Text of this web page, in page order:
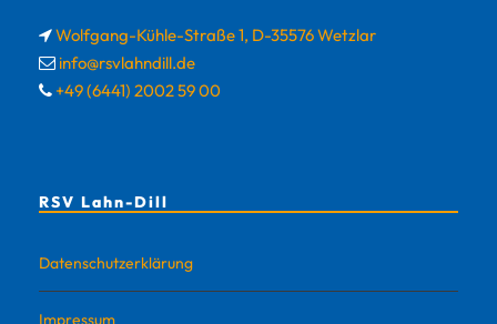
Wolfgang-Kühle-Straße 1, D-35576 Wetzlar
info@rsvlahndill.de
+49 (6441) 2002 59 00
RSV Lahn-Dill
Datenschutzerklärung